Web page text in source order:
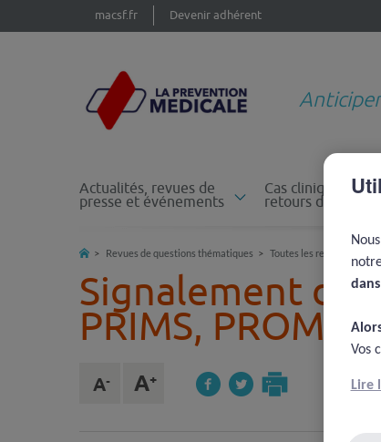
macsf.fr Devenir adhérent
Actualités, revues de
presse et événements
Cas cliniques et
retours
Revues de questions thématiques Toutes les revues de
Signalement des
PRIMS, PROMS,Vos
Lire